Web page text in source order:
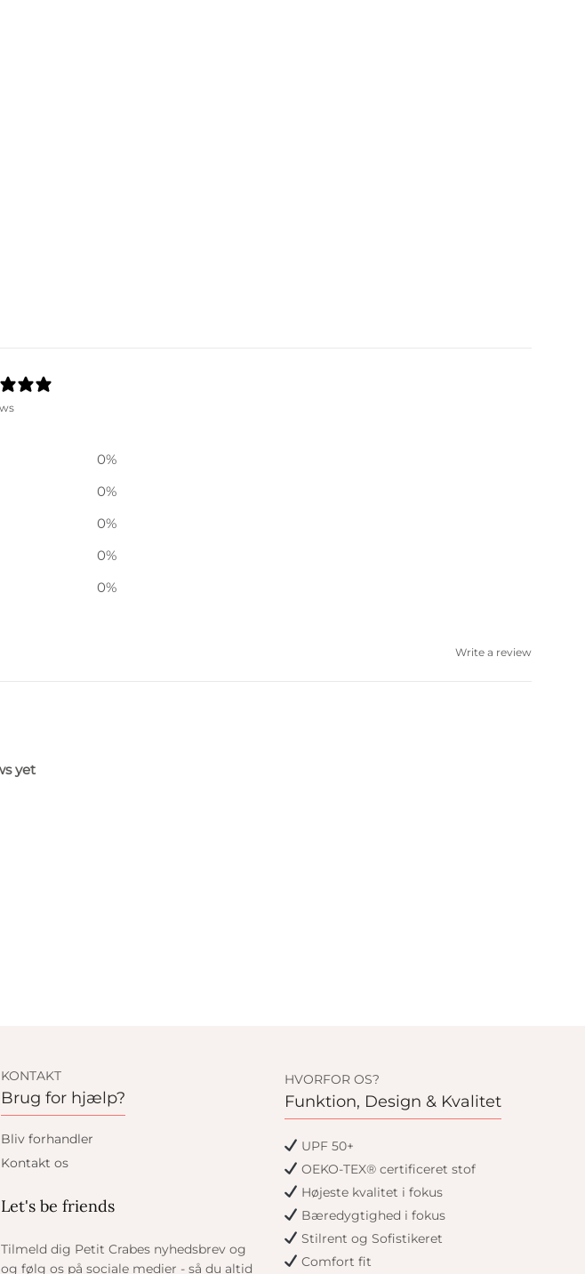
0%
0%
0%
0%
0%
Write a review
yet
KONTAKT
Brug for hjælp?
Bliv forhandler
Kontakt os
Let's be friends
Tilmeld dig Petit Crabes nyhedsbrev og
og følg os på sociale medier - så du altid
HVORFOR OS?
Funktion, Design & Kvalitet
UPF 50+
OEKO-TEX® certificeret stof
Højeste kvalitet i fokus
Bæredygtighed i fokus
Stilrent og Sofistikeret
Comfort fit